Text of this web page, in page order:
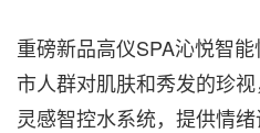
重磅新品高仪SPA沁悦智
市人群对肌肤和秀发的珍
灵感智控水系统，提供情